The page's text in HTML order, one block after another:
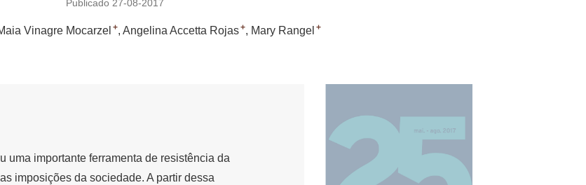
Publicado 27-08-2017
Vinagre Mocarzel + Angelina Accetta Rojas+ Mary Rangel +
uma importante ferramenta de resistência da
imposições da sociedade. A partir dessa